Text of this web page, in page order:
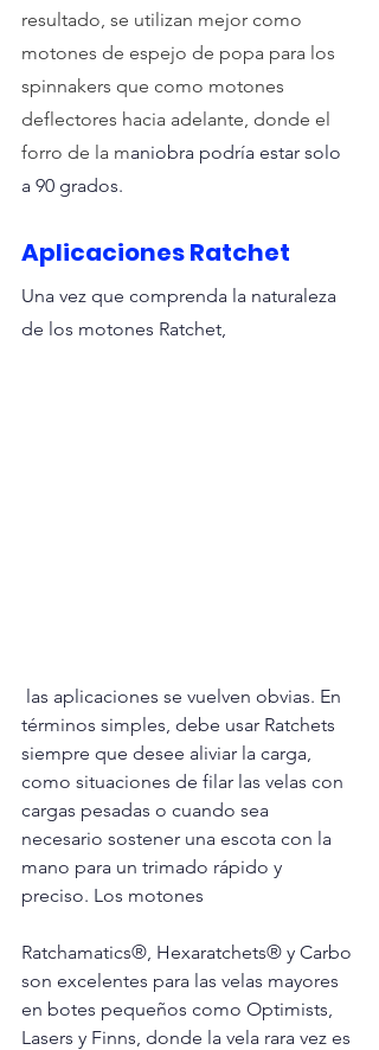
resultado, se utilizan mejor como
motones de espejo de popa para los
spinnakers que como motones
deflectores hacia adelante, donde el
forro de la maniobra podría estar solo
a 90 grados.
Aplicaciones Ratchet
Una vez que comprenda la naturaleza
de los motones Ratchet,
términos simples, debe usar Ratchets
siempre que desee aliviar la carga,
como situaciones de filar las velas con
cargas pesadas o cuando sea
necesario sostener una escota con la
mano para un trimado rápido y
preciso. Los motones
Ratchamatics®, Hexaratchets® y Carbo
son excelentes para las velas mayores
en botes pequeños como Optimists,
Lasers y Finns, donde la vela rara vez es